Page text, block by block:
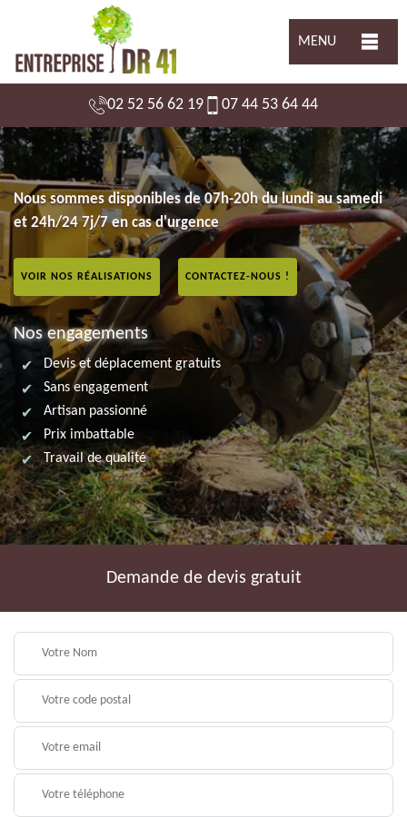
MENU
02 52 56 62 19 07 44 53 64 44
Nous sommes disponibles de 07h-20h du lundi au samedi
et 24h/24 7j/7 en cas d'urgence
VOIR NOS RÉALISATIONS CONTACTEZ-NOUS !
Nos engagements
Devis et déplacement gratuits
Sans engagement
Artisan passionné
Prix imbattable
Travail de qualité
Demande de devis gratuit